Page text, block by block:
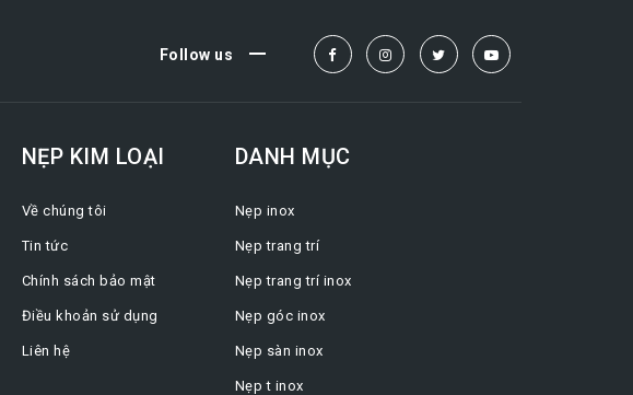
Follow us
NẸP KIM LOẠI
Về chúng tôi
Tin tức
Chính sách bảo mật
Điều khoản sử dụng
Liên hệ
DANH MỤC
Nẹp inox
Nẹp trang trí
Nẹp trang trí inox
Nẹp góc inox
Nẹp sàn inox
Nẹp t inox